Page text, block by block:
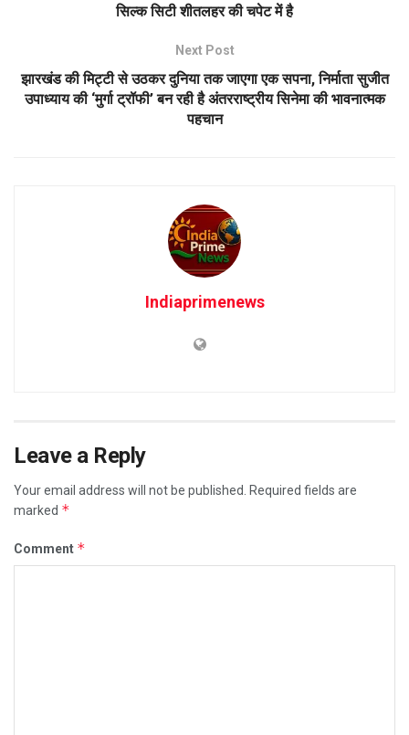
सिल्क सिटी शीतलहर की चपेट में है
Next Post
झारखंड की मिट्टी से उठकर दुनिया तक जाएगा एक सपना, निर्माता सुजीत
उपाध्याय की ‘मुर्गा ट्रॉफी’ बन रही है अंतरराष्ट्रीय सिनेमा की भावनात्मक
पहचान
Indiaprimenews
Leave a Reply
Your email address will not be published. Required fields are
marked *
Comment *